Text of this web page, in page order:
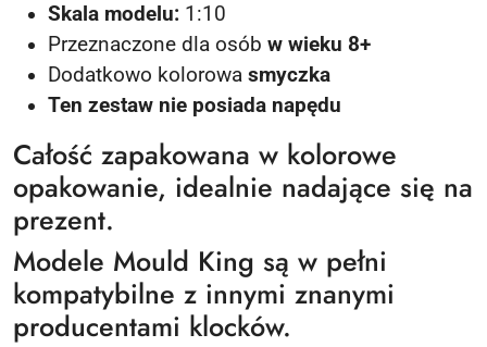
Skala modelu: 1:10
Przeznaczone dla osób w wieku 8+
Dodatkowo kolorowa smyczka
Ten zestaw nie posiada napędu
Całość zapakowana w kolorowe
opakowanie, idealnie nadające się na
prezent.
Modele Mould King są w pełni
kompatybilne z innymi znanymi
producentami klocków.